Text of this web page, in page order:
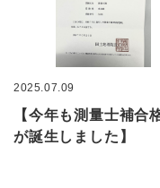
2025.07.09
【今年も測量士補合
が誕生しました】